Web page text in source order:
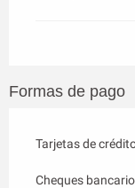
Formas de pago
Tarjetas de
Cheques